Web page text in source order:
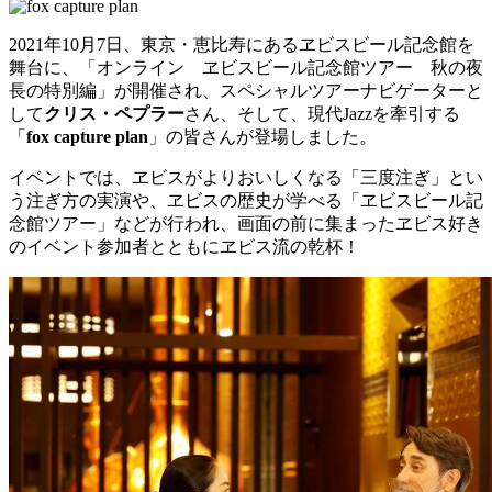
2021年10月7日、東京・恵比寿にあるヱビスビール記念館を
舞台に、「オンライン ヱビスビール記念館ツアー 秋の夜
長の特別編」が開催され、スペシャルツアーナビゲーターと
してクリス・ペプラーさん、そして、現代Jazzを牽引する
「 fox capture plan 」の皆さんが登場しました。
イベントでは、ヱビスがよりおいしくなる「三度注ぎ」とい
う注ぎ方の実演や、ヱビスの歴史が学べる「ヱビスビール記
念館ツアー」などが行われ、画面の前に集まったヱビス好き
のイベント参加者とともにヱビス流の乾杯！